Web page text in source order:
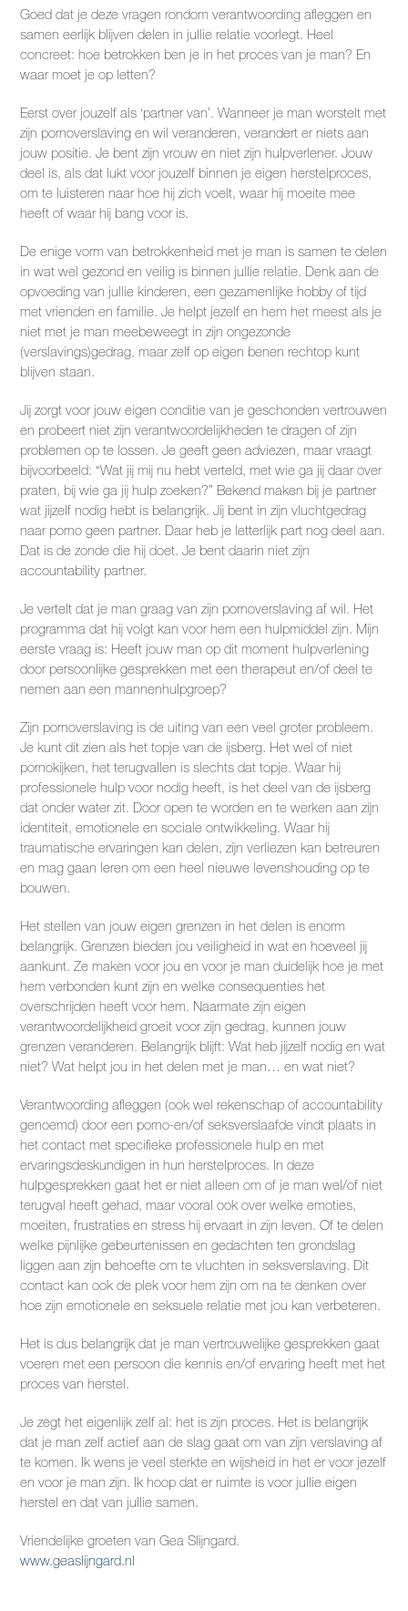
Goed dat je deze vragen rondom verantwoording afleggen en
samen eerlijk blijven delen in jullie relatie voorlegt. Heel
concreet: hoe betrokken ben je in het proces van je man? En
waar moet je op letten?
Eerst over jouzelf als ‘partner van’. Wanneer je man worstelt met
zijn pornoverslaving en wil veranderen, verandert er niets aan
jouw positie. Je bent zijn vrouw en niet zijn hulpverlener. Jouw
deel is, als dat lukt voor jouzelf binnen je eigen herstelproces,
om te luisteren naar hoe hij zich voelt, waar hij moeite mee
heeft of waar hij bang voor is.
De enige vorm van betrokkenheid met je man is samen te delen
in wat wel gezond en veilig is binnen jullie relatie. Denk aan de
opvoeding van jullie kinderen, een gezamenlijke hobby of tijd
met vrienden en familie. Je helpt jezelf en hem het meest als je
niet met je man meebeweegt in zijn ongezonde
(verslavings)gedrag, maar zelf op eigen benen rechtop kunt
blijven staan.
Jij zorgt voor jouw eigen conditie van je geschonden vertrouwen
en probeert niet zijn verantwoordelijkheden te dragen of zijn
problemen op te lossen. Je geeft geen adviezen, maar vraagt
bijvoorbeeld: “Wat jij mij nu hebt verteld, met wie ga jij daar over
praten, bij wie ga jij hulp zoeken?” Bekend maken bij je partner
wat jijzelf nodig hebt is belangrijk. Jij bent in zijn vluchtgedrag
naar porno geen partner. Daar heb je letterlijk part nog deel aan.
Dat is de zonde die hij doet. Je bent daarin niet zijn
accountability partner.
Je vertelt dat je man graag van zijn pornoverslaving af wil. Het
programma dat hij volgt kan voor hem een hulpmiddel zijn. Mijn
eerste vraag is: Heeft jouw man op dit moment hulpverlening
door persoonlijke gesprekken met een therapeut en/of deel te
nemen aan een mannenhulpgroep?
Zijn pornoverslaving is de uiting van een veel groter probleem.
Je kunt dit zien als het topje van de ijsberg. Het wel of niet
pornokijken, het terugvallen is slechts dat topje. Waar hij
professionele hulp voor nodig heeft, is het deel van de ijsberg
dat onder water zit. Door open te worden en te werken aan zijn
identiteit, emotionele en sociale ontwikkeling. Waar hij
traumatische ervaringen kan delen, zijn verliezen kan betreuren
en mag gaan leren om een heel nieuwe levenshouding op te
bouwen.
Het stellen van jouw eigen grenzen in het delen is enorm
belangrijk. Grenzen bieden jou veiligheid in wat en hoeveel jij
aankunt. Ze maken voor jou en voor je man duidelijk hoe je met
hem verbonden kunt zijn en welke consequenties het
overschrijden heeft voor hem. Naarmate zijn eigen
verantwoordelijkheid groeit voor zijn gedrag, kunnen jouw
grenzen veranderen. Belangrijk blijft: Wat heb jijzelf nodig en wat
niet? Wat helpt jou in het delen met je man… en wat niet?
Verantwoording afleggen (ook wel rekenschap of accountability
genoemd) door een porno-en/of seksverslaafde vindt plaats in
het contact met specifieke professionele hulp en met
ervaringsdeskundigen in hun herstelproces. In deze
hulpgesprekken gaat het er niet alleen om of je man wel/of niet
terugval heeft gehad, maar vooral ook over welke emoties,
moeiten, frustraties en stress hij ervaart in zijn leven. Of te delen
welke pijnlijke gebeurtenissen en gedachten ten grondslag
liggen aan zijn behoefte om te vluchten in seksverslaving. Dit
contact kan ook de plek voor hem zijn om na te denken over
hoe zijn emotionele en seksuele relatie met jou kan verbeteren.
Het is dus belangrijk dat je man vertrouwelijke gesprekken gaat
voeren met een persoon die kennis en/of ervaring heeft met het
proces van herstel.
Je zegt het eigenlijk zelf al: het is zijn proces. Het is belangrijk
dat je man zelf actief aan de slag gaat om van zijn verslaving af
te komen. Ik wens je veel sterkte en wijsheid in het er voor jezelf
en voor je man zijn. Ik hoop dat er ruimte is voor jullie eigen
herstel en dat van jullie samen.
Vriendelijke groeten van Gea Slijngard.
www.geaslijngard.nl